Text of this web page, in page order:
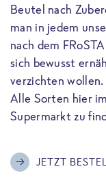
Beutel nach
man in jedem
nach dem
sich bewusst
verzichten wollen.
Alle Sorten hier
Supermarkt zu
JETZT